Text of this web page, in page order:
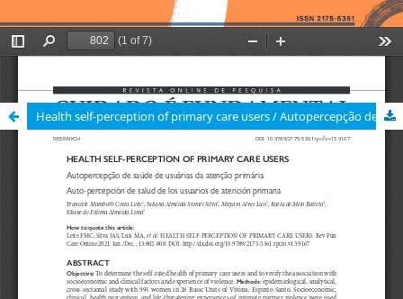
Health self-perception of primary care users / Autopercepção de saúde de usuárias da atenção primária